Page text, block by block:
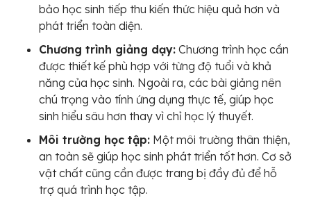
bảo học sinh tiếp thu kiến thức hiệu quả hơn và
phát triển toàn diện.
Chương trình giảng dạy: Chương trình học cần
được thiết kế phù hợp với từng độ tuổi và khả
năng của học sinh. Ngoài ra, các bài giảng nên
chú trọng vào tính ứng dụng thực tế, giúp học
sinh hiểu sâu hơn thay vì chỉ học lý thuyết.
Môi trường học tập: Một môi trường thân thiện,
an toàn sẽ giúp học sinh phát triển tốt hơn. Cơ sở
vật chất cũng cần được trang bị đầy đủ để hỗ
trợ quá trình học tập.